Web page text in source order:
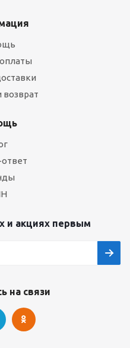
возврат
и акциях первым
на связи